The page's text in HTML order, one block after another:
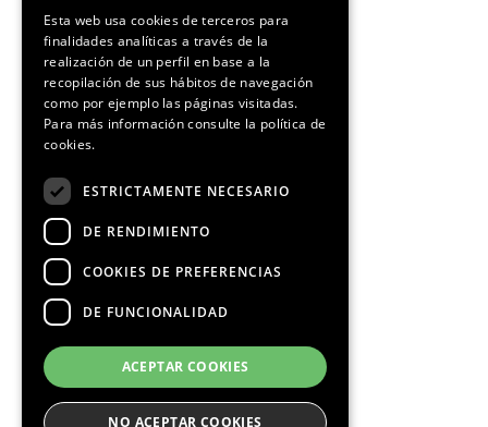
Esta web usa cookies de terceros para
finalidades analíticas a través de la
realización de un perfil en base a la
recopilación de sus hábitos de navegación
como por ejemplo las páginas visitadas.
Para más información consulte la política de
cookies.
ESTRICTAMENTE NECESARIO
DE RENDIMIENTO
COOKIES DE PREFERENCIAS
DE FUNCIONALIDAD
ACEPTAR COOKIES
NO ACEPTAR COOKIES